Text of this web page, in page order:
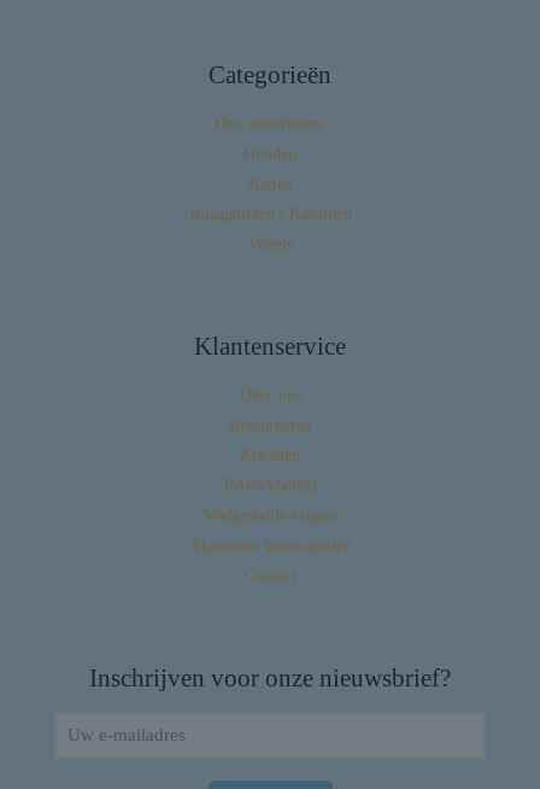
Categorieën
Ons assortiment
Honden
Katten
Knaagdieren / Konijnen
Vogels
Klantenservice
Over ons
Retourneren
Klachten
Privacybeleid
Veelgestelde vragen
Algemene Voorwaarden
Contact
Inschrijven voor onze nieuwsbrief?